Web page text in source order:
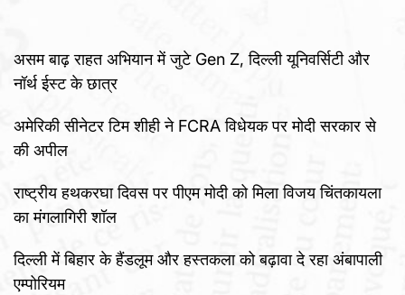
असम बाढ़ राहत अभियान में जुटे Gen Z, दिल्ली यूनिवर्सिटी और
नॉर्थ ईस्ट के छात्र
अमेरिकी सीनेटर टिम शीही ने FCRA विधेयक पर मोदी सरकार से
की अपील
राष्ट्रीय हथकरघा दिवस पर पीएम मोदी को मिला विजय चिंतकायला
का मंगलागिरी शॉल
दिल्ली में बिहार के हैंडलूम और हस्तकला को बढ़ावा दे रहा अंबापाली
एम्पोरियम